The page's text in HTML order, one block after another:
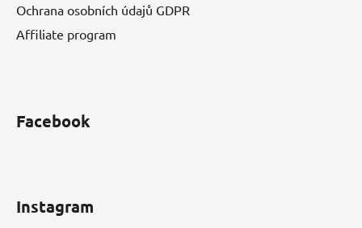
Ochrana osobních údajů GDPR
Affiliate program
Facebook
Instagram